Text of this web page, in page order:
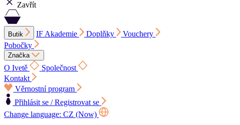
Zavřít
Butik IF Akademie Doplňky
Vouchery
Pobočky
Značka
O Ivetě
Společnost
Kontakt
Věrnostní program
Přihlásit se /Registrovat se
Change language: CZ (Now)